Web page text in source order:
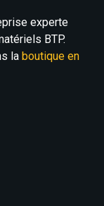
experte
BTP.
la boutique en